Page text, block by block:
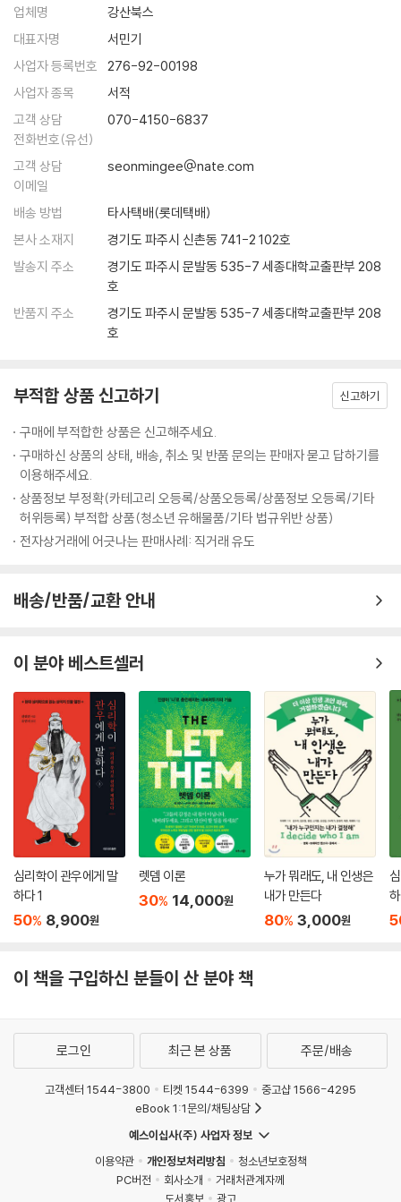
1. 북미 원주민식 이름 짓기
서 이름을 지어보자. ‘바다 위로 뜨는 달’, ‘알을 깨고 나온 용기’, ‘유혹하는
공작새’ 등 북미 원주민들이 짓는 이름처럼 나의 이름을 은유적으로 지어
보자. 그리고 이름을 짓고 나면 그 이름을 상징하는 나만의 문양을 만들어
보자.
북미 원주민식 이름 : 나는 이다.
--- p.200
굳이 남들에게 존재 가치를 증명하려고 애쓰지 않아서, 언제 어디서나 자
기 모습 그대로 편안하게 존재한다. 그런 모습에 사람들은 홀린 듯이 끌린
다. 자기 자신으로 존재하는 것보다 더 매력적인 것은 없기 때문이다. 자신
의 존재를 신뢰하고 사랑하는 사람은 다른 사람의 인정이나 사랑이 필요하
하게 느껴지는 순간, ‘바로 지금이 내 존재를 신뢰하는 법을 배울 때’라는
조건이나 성취가 아닌 내 존재가 가진 것들을 나 스스로 충분히 인정해주
자. 내 손에 들려 있는 보석의 아름다움을 발견하며, 지금 이 순간 내가 이
미 ‘멋진 존재’라는 것을 즐겨보자. 외부적으로는 아무것도 없는데도 존재
자체에 집중하며 자신감에 충만한 사람은 그 누구보다 빛날 수밖에 없다.
--- p.303
업체명
강산북스
대표자명
서민기
사업자 등록번호
276-92-00198
사업자 종목
서적
고객 상담
전화번호(유선)
070-4150-6837
고객 상담
이메일
seonmingee@nate.com
배송 방법
타사택배(롯데택배)
본사 소재지
경기도 파주시 신촌동 741-2 102호
발송지 주소
경기도 파주시 문발동 535-7 세종대학교출판부 208
호
반품지 주소
경기도 파주시 문발동 535-7 세종대학교출판부 208
호
부적합 상품 신고하기 신고하기
구매에 부적합한 상품은 신고해주세요.
구매하신 상품의 상태, 배송, 취소 및 반품 문의는 판매자 묻고 답하기를
이용해주세요.
상품정보 부정확(카테고리 오등록/상품오등록/상품정보 오등록/기타
허위등록) 부적합 상품(청소년 유해물품/기타 법규위반 상품)
전자상거래에 어긋나는 판매사례: 직거래 유도
배송/반품/교환 안내
이 분야 베스트셀러
심리학이 관우에게 말
하다 1
50% 8,900원
렛뎀 이론
30% 14,000원
누가 뭐래도, 내 인생은
내가 만든다
80% 3,000원
이 책을 구입하신 분들이 산 분야 책
로그인 최근 본 상품 주문/배송
고객센터 1544-3800 티켓 1544-6399
중고샵 1566-4295
eBook 1:1문의/채팅상담
예스이십사(주) 사업자 정보
이용약관
개인정보처리방침
청소년보호정책
PC버전
회사소개
거래처관계자께
도서홍보
광고